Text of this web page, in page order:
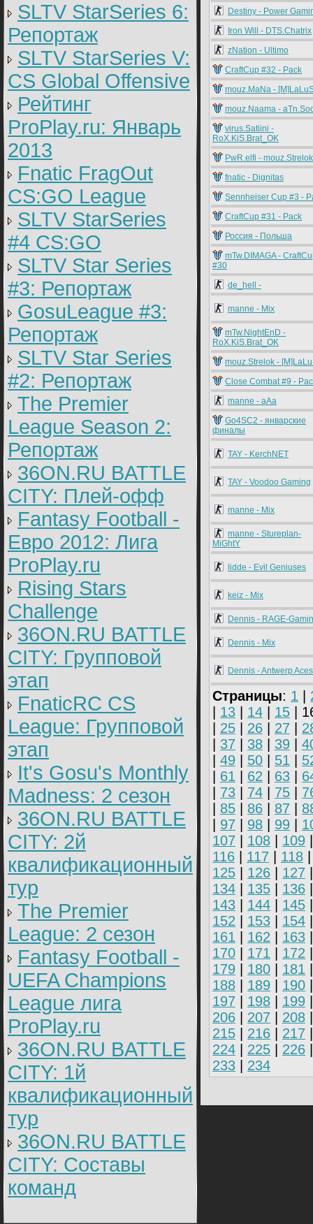
SLTV StarSeries 6:
Репортаж
SLTV StarSeries V:
CS Global Offensive
Рейтинг
ProPlay.ru: Январь
2013
Fnatic FragOut
CS:GO League
SLTV StarSeries
#4 CS:GO
SLTV Star Series
#3: Репортаж
GosuLeague #3:
Репортаж
SLTV Star Series
#2: Репортаж
The Premier
League Season 2:
Репортаж
36ON.RU BATTLE
CITY: Плей-офф
Fantasy Football -
Евро 2012: Лига
ProPlay.ru
Rising Stars
Challenge
36ON.RU BATTLE
CITY: Групповой
этап
FnaticRC CS
League: Групповой
этап
It's Gosu's Monthly
Madness: 2 сезон
36ON.RU BATTLE
CITY: 2й
квалификационный
тур
The Premier
League: 2 cезон
Fantasy Football -
UEFA Champions
League лига
ProPlay.ru
36ON.RU BATTLE
CITY: 1й
квалификационный
тур
36ON.RU BATTLE
CITY: Составы
команд
Destiny - Power
Iron Will - DTS.Chatrix
zNation - Ultimo
CraftCup #32 - Pack
mouz.MaNa -
mouz.Naama -
virus.Satiini -
RoX.KiS.Brat_OK
PwR.elfi - mouz.Strelok
fnatic - Dignitas
Sennheiser Cup #3 -
CraftCup #31 - Pack
Россия - Польша
mTw.DIMAGA -
#30
de_hell -
manne - Mix
mTw.NightEnD -
RoX.KiS.Brat_OK
mouz.Strelok -
Close Combat #9 -
manne - aAa
Go4SC2 - январские
финалы
TAY - KerchNET
TAY - Voodoo Gaming
manne - Mix
manne - Stureplan-
MiGhtY
lidde - Evil Geniuses
keiz - Mix
Dennis - RAGE-
Dennis - Mix
Dennis - Antwerp Aces
Страницы: 1
13 14 15 |
25 26 27
37 38 39
49 50 51
61 62 63
73 74 75
85 86 87
97 98 99
107
108 109
116
117 118
125
126 127
134
135 136
143
144 145
152
153 154
161
162 163
170
171 172
179
180 181
188
189 190
197
198 199
206
207 208
215
216 217
224
225 226
233
234